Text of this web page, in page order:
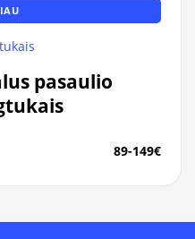
pasaulio
89-149€